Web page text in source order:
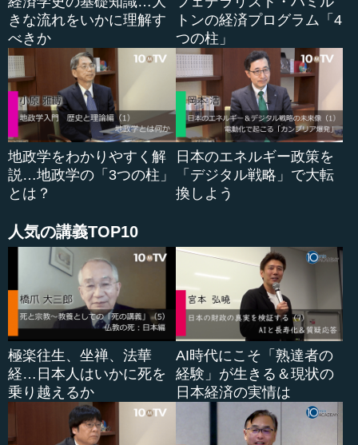
場合、（総予算が）1.7兆円ほどつくので、偉大な実験がで
きるときですよね、本来的には。
柳川 そうなんですよね。だから、最近ですと、
EBPM（Evidence Based Policy Making）といって、いろん
なエビデンスに基づいて政策を決めていきましょうという
機運が世界的に高まってきています。日本でもそういう傾
向があり、そういうことをやろうという声が上がってきて
いるんです。
まさに、何か必要だからお金を出す。それはそれであり
当に期待した通りだったのか。あるいは予想もしないこと
が当然いろいろ起きるわけですが、例えばその予想もしな
いことが起きたからうまくいかなかったのか、あるいは、
もともとのプランがうまくいかなかったのか、そこは実は
全然違いますよね、同じようにうまくいかなかったとして
も。
―― 違いますね。
柳川 そういうことも含めて、きちっとエビデンスに基づ
いて検証していく。あるいは、できることなら実験をやっ
た上でこういう...
きな流れをいかに理解す
べきか
トンの経済プログラム「4
つの柱」
地政学をわかりやすく解
説…地政学の「3つの柱」
とは？
日本のエネルギー政策を
「デジタル戦略」で大転
換しよう
人気の講義TOP10
極楽往生、坐禅、法華
経…日本人はいかに死を
乗り越えるか
AI時代にこそ「熟達者の
経験」が生きる＆現状の
日本経済の実情は